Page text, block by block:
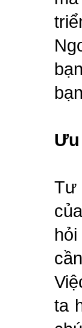
Tư
ta